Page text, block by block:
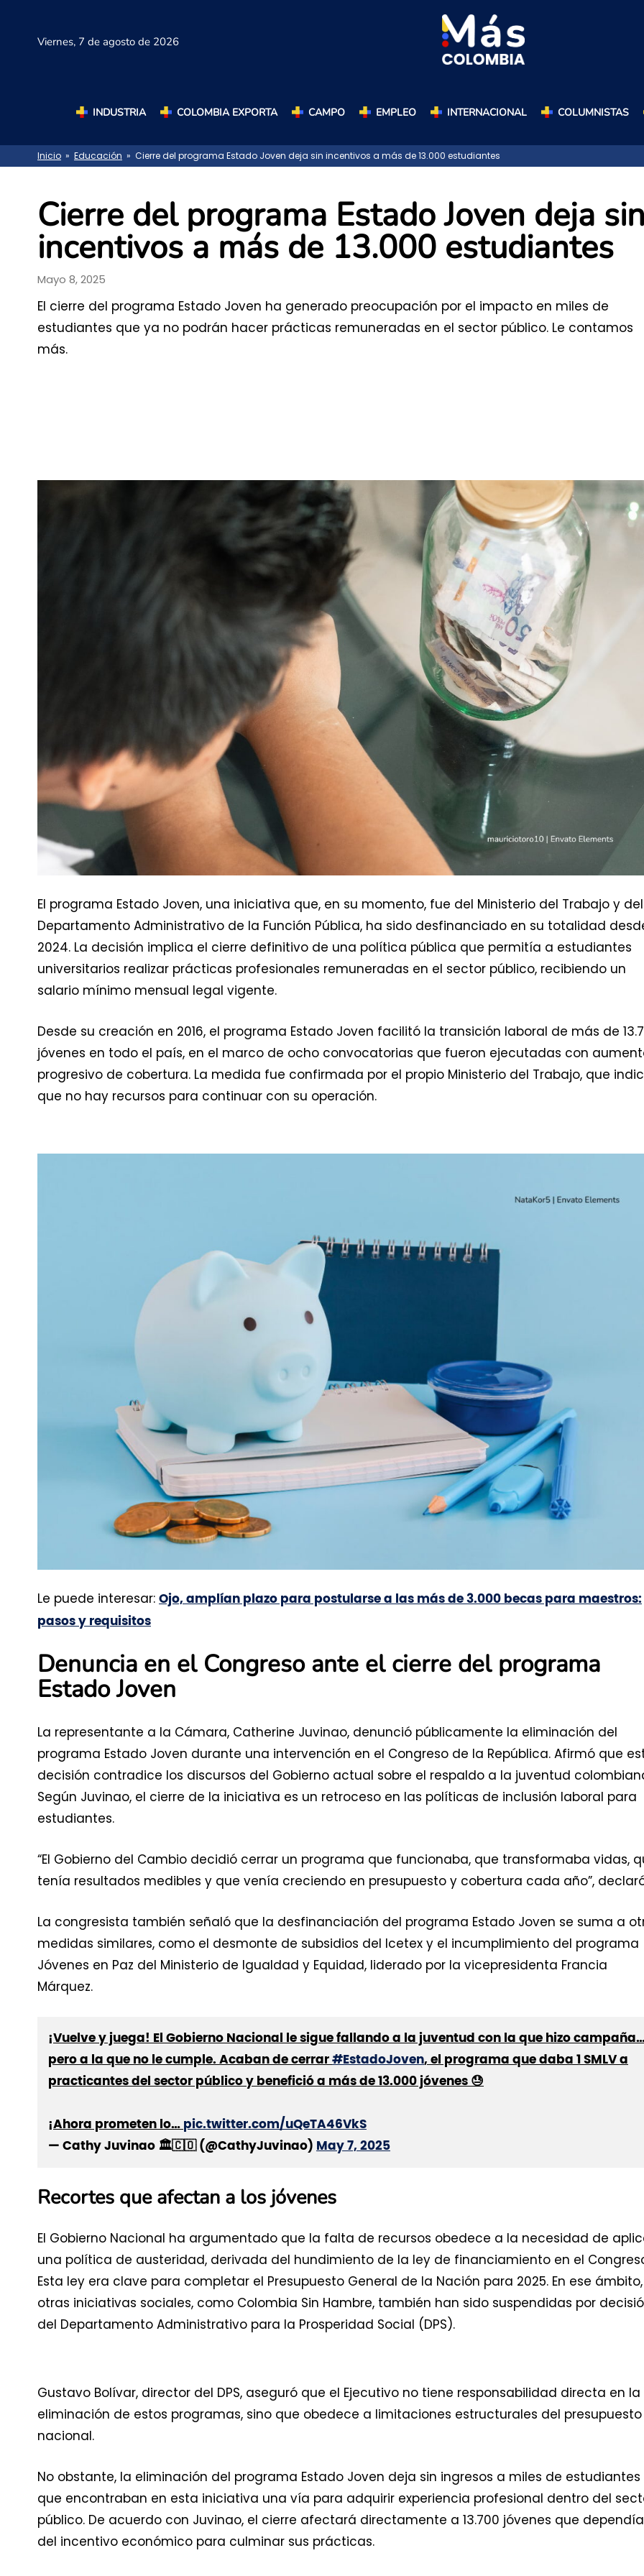
Viernes, 7 de agosto de 2026
INDUSTRIA COLOMBIA EXPORTA CAMPO EMPLEO INTERNACIONAL COLUMNISTAS
Inicio » Educación » Cierre del programa Estado Joven deja sin incentivos a más de 13.000 estudiantes
Cierre del programa Estado Joven deja
incentivos a más de 13.000 estudiantes
Mayo 8, 2025
El cierre del programa Estado Joven ha generado preocupación por el impacto en miles de
estudiantes que ya no podrán hacer prácticas remuneradas en el sector público. Le contamos
más.
El programa Estado Joven, una iniciativa que, en su momento, fue del Ministerio del Trabajo y del
Departamento Administrativo de la Función Pública, ha sido desfinanciado en su totalidad
2024. La decisión implica el cierre definitivo de una política pública que permitía a estudiantes
universitarios realizar prácticas profesionales remuneradas en el sector público, recibiendo un
salario mínimo mensual legal vigente.
Desde su creación en 2016, el programa Estado Joven facilitó la transición laboral de más de
jóvenes en todo el país, en el marco de ocho convocatorias que fueron ejecutadas con
progresivo de cobertura. La medida fue confirmada por el propio Ministerio del Trabajo, que
que no hay recursos para continuar con su operación.
Le puede interesar: Ojo, amplían plazo para postularse a las más de 3.000 becas para maestros:
pasos y requisitos
Denuncia en el Congreso ante el cierre del programa
Estado Joven
La representante a la Cámara, Catherine Juvinao, denunció públicamente la eliminación del
programa Estado Joven durante una intervención en el Congreso de la República. Afirmó que
decisión contradice los discursos del Gobierno actual sobre el respaldo a la juventud
Según Juvinao, el cierre de la iniciativa es un retroceso en las políticas de inclusión laboral para
estudiantes.
“El Gobierno del Cambio decidió cerrar un programa que funcionaba, que transformaba vidas,
tenía resultados medibles y que venía creciendo en presupuesto y cobertura cada año”,
La congresista también señaló que la desfinanciación del programa Estado Joven se suma a
medidas similares, como el desmonte de subsidios del Icetex y el incumplimiento del programa
Jóvenes en Paz del Ministerio de Igualdad y Equidad, liderado por la vicepresidenta Francia
Márquez.
¡Vuelve y juega! El Gobierno Nacional le sigue fallando a la juventud con la que hizo
pero a la que no le cumple. Acaban de cerrar #EstadoJoven, el programa que daba 1 SMLV a
practicantes del sector público y benefició a más de 13.000 jóvenes 😓
¡Ahora prometen lo… pic.twitter.com/uQeTA46VkS
— Cathy Juvinao 🏛🇨🇴 (@CathyJuvinao) May 7, 2025
Recortes que afectan a los jóvenes
El Gobierno Nacional ha argumentado que la falta de recursos obedece a la necesidad de
una política de austeridad, derivada del hundimiento de la ley de financiamiento en el
Esta ley era clave para completar el Presupuesto General de la Nación para 2025. En ese ámbito,
otras iniciativas sociales, como Colombia Sin Hambre, también han sido suspendidas por
del Departamento Administrativo para la Prosperidad Social (DPS).
Gustavo Bolívar, director del DPS, aseguró que el Ejecutivo no tiene responsabilidad directa en la
eliminación de estos programas, sino que obedece a limitaciones estructurales del presupuesto
nacional.
No obstante, la eliminación del programa Estado Joven deja sin ingresos a miles de estudiantes
que encontraban en esta iniciativa una vía para adquirir experiencia profesional dentro del
público. De acuerdo con Juvinao, el cierre afectará directamente a 13.700 jóvenes que
del incentivo económico para culminar sus prácticas.